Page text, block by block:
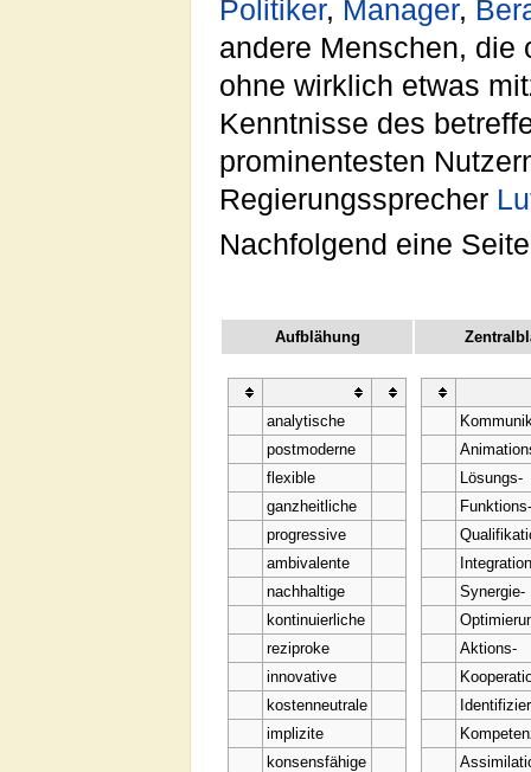
Politiker, Manager,
andere Menschen, die
ohne wirklich etwas
Kenntnisse des
prominentesten
Regierungssprecher
Nachfolgend eine
Aufblähung
analytische
postmoderne
flexible
ganzheitliche
progressive
ambivalente
nachhaltige
kontinuierliche
reziproke
innovative
kostenneutrale
implizite
konsensfähige
Lösungs-
Funktions-
Synergie-
Aktions-